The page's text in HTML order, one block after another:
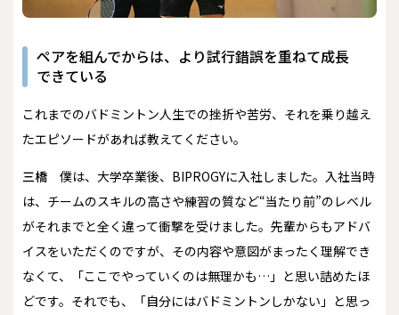
ペアを組んでからは、より試行錯誤を重ねて成長
できている
――これまでのバドミントン人生での挫折や苦労、それを乗り越え
たエピソードがあれば教えてください。
三橋
僕は、大学卒業後、BIPROGYに入社しました。入社当時
は、チームのスキルの高さや練習の質など“当たり前”のレベル
がそれまでと全く違って衝撃を受けました。先輩からもアドバ
イスをいただくのですが、その内容や意図がまったく理解でき
なくて、「ここでやっていくのは無理かも…」と思い詰めたほ
どです。それでも、「自分にはバドミントンしかない」と思っ